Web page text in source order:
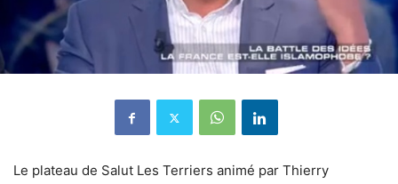
Le plateau de Salut Les Terriers animé par Thierry